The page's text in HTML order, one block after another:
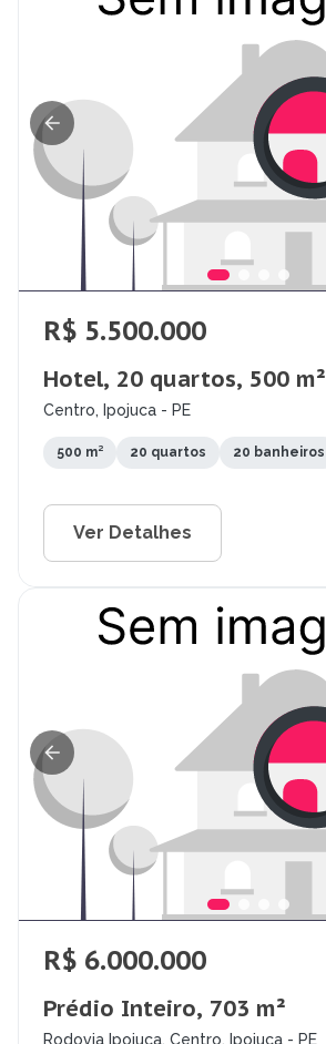
R$ 5.500.000
Hotel, 20 quartos, 500 m²
Centro, Ipojuca - PE
500 m² 20 quartos 20 banheiros
Ver Detalhes
R$ 6.000.000
Prédio Inteiro, 703 m²
Rodovia Ipojuca, Centro, Ipojuca - PE